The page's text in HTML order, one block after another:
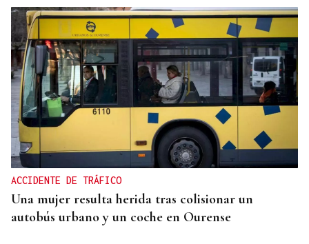
CRISIS HUMANITARIA
El Instituto de Medicina Legal de Ceuta recibe los
cuerpos de los 80 migrantes fallecidos
ACCIDENTE DE TRÁFICO
Una mujer resulta herida tras colisionar un
autobús urbano y un coche en Ourense